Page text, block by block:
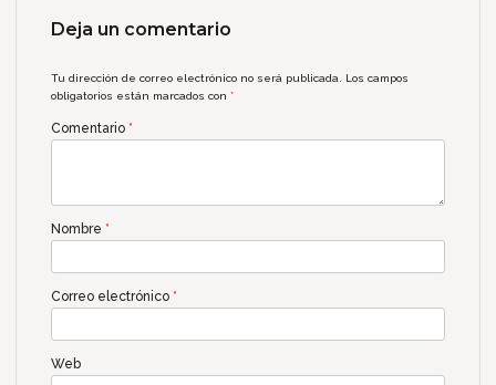
Deja un comentario
Tu dirección de correo electrónico no será publicada.
Los campos
obligatorios están marcados con*
Comentario *
Nombre *
Correo electrónico *
Web